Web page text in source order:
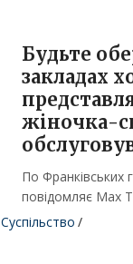
Будьте
закладах
жіночка-
По Франківських
повідомляє Max
Суспільство /